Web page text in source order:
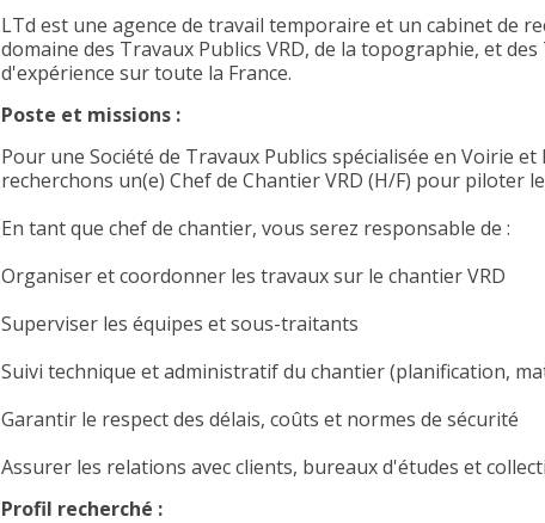
LTd est une agence de travail temporaire et un cabinet de
domaine des Travaux Publics VRD, de la topographie, et des
d'expérience sur toute la France.
Poste et missions :
Pour une Société de Travaux Publics spécialisée en Voirie et
recherchons un(e) Chef de Chantier VRD (H/F) pour piloter
En tant que chef de chantier, vous serez responsable de :
Organiser et coordonner les travaux sur le chantier VRD
Superviser les équipes et sous-traitants
Suivi technique et administratif du chantier (planification,
Garantir le respect des délais, coûts et normes de sécurité
Assurer les relations avec clients, bureaux d'études et
Profil recherché :